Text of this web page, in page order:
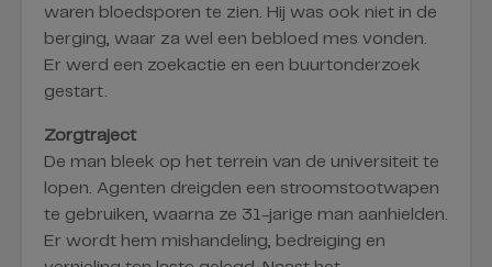
waren bloedsporen te zien. Hij was ook niet in de
berging, waar za wel een bebloed mes vonden.
Er werd een zoekactie en een buurtonderzoek
gestart.
Zorgtraject
De man bleek op het terrein van de universiteit te
lopen. Agenten dreigden een stroomstootwapen
te gebruiken, waarna ze 31-jarige man aanhielden.
Er wordt hem mishandeling, bedreiging en